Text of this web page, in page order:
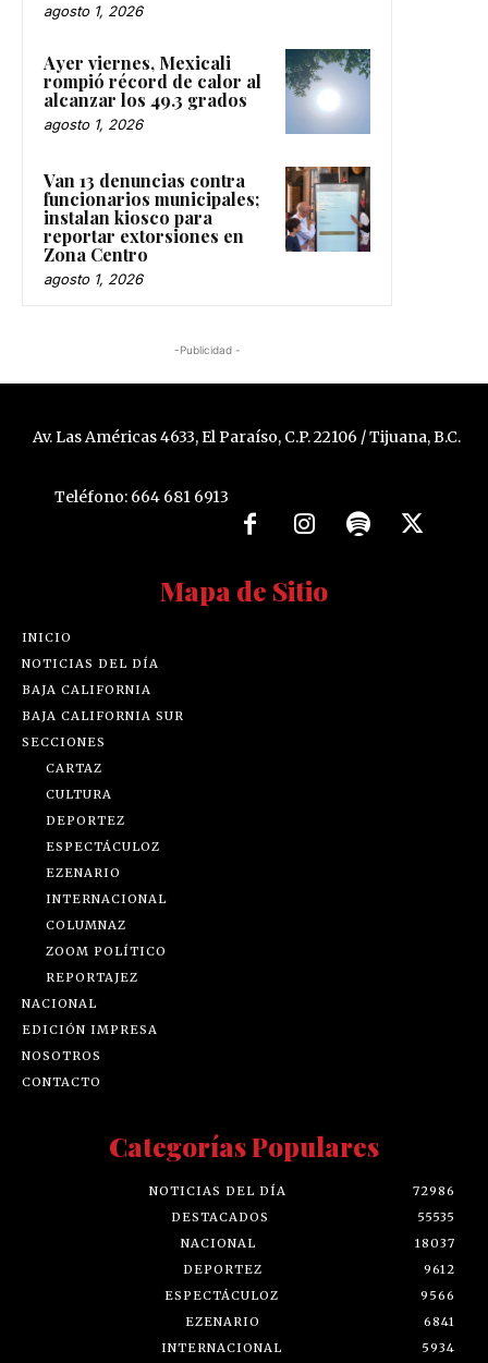
agosto 1, 2026
Ayer viernes, Mexicali
rompió récord de calor al
alcanzar los 49.3 grados
agosto 1, 2026
Van 13 denuncias contra
funcionarios municipales;
instalan kiosco para
reportar extorsiones en
Zona Centro
agosto 1, 2026
-Publicidad -
Av. Las Américas 4633, El Paraíso, C.P. 22106 / Tijuana, B.C.
Teléfono: 664 681 6913
Mapa de Sitio
INICIO
NOTICIAS DEL DÍA
BAJA CALIFORNIA
BAJA CALIFORNIA SUR
SECCIONES
CARTAZ
CULTURA
DEPORTEZ
ESPECTÁCULOZ
EZENARIO
INTERNACIONAL
COLUMNAZ
ZOOM POLÍTICO
REPORTAJEZ
NACIONAL
EDICIÓN IMPRESA
NOSOTROS
CONTACTO
Categorías Populares
NOTICIAS DEL DÍA
72986
DESTACADOS
55535
NACIONAL
18037
DEPORTEZ
9612
ESPECTÁCULOZ
9566
EZENARIO
6841
INTERNACIONAL
5934